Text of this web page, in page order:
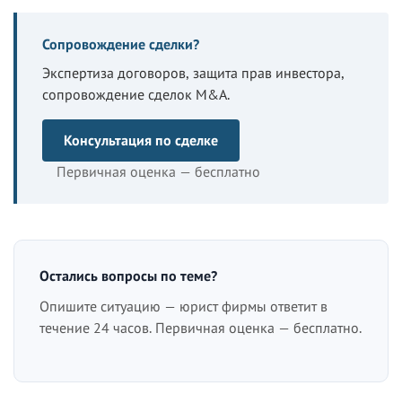
Сопровождение сделки?
Экспертиза договоров, защита прав инвестора,
сопровождение сделок M&A.
Консультация по сделке
Первичная оценка — бесплатно
Остались вопросы по теме?
Опишите ситуацию — юрист фирмы ответит в
течение 24 часов. Первичная оценка — бесплатно.